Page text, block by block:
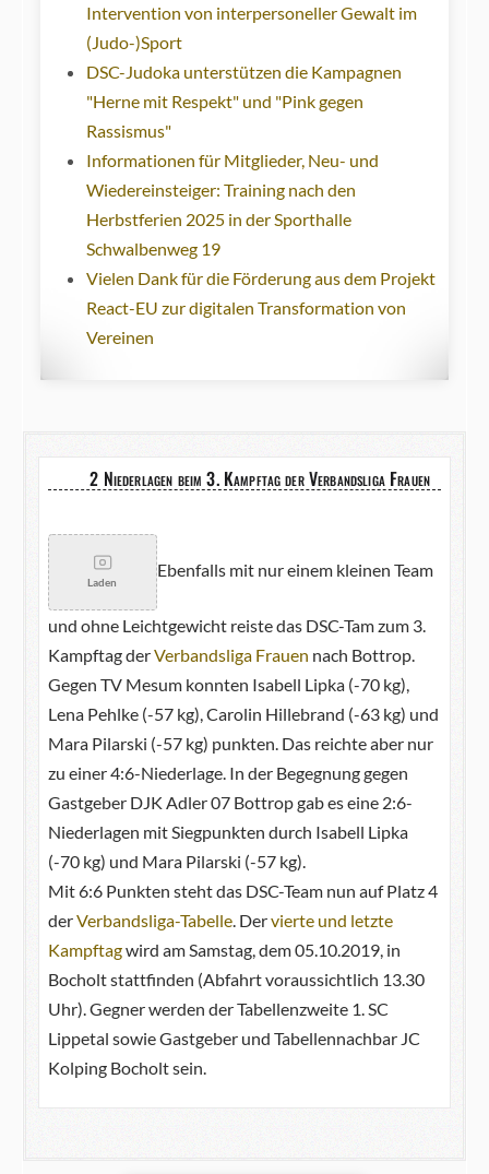
Intervention von interpersoneller Gewalt im
(Judo-)Sport
DSC-Judoka unterstützen die Kampagnen
"Herne mit Respekt" und "Pink gegen
Rassismus"
Informationen für Mitglieder, Neu- und
Wiedereinsteiger: Training nach den
Herbstferien 2025 in der Sporthalle
Schwalbenweg 19
Vielen Dank für die Förderung aus dem Projekt
React-EU zur digitalen Transformation von
Vereinen
2 Niederlagen beim 3. Kampftag der Verbandsliga Frauen
Laden
Ebenfalls mit nur einem kleinen Team
und ohne Leichtgewicht reiste das DSC-Tam zum 3.
Kampftag derVerbandsliga Frauen nach Bottrop.
Gegen TV Mesum konnten Isabell Lipka (-70 kg),
Lena Pehlke (-57 kg), Carolin Hillebrand (-63 kg) und
Mara Pilarski (-57 kg) punkten. Das reichte aber nur
zu einer 4:6-Niederlage. In der Begegnung gegen
Gastgeber DJK Adler 07 Bottrop gab es eine 2:6-
Niederlagen mit Siegpunkten durch Isabell Lipka
(-70 kg) und Mara Pilarski (-57 kg).
Mit 6:6 Punkten steht das DSC-Team nun auf Platz 4
derVerbandsliga-Tabelle. Dervierte und letzte
Kampftagwird am Samstag, dem 05.10.2019, in
Bocholt stattfinden (Abfahrt voraussichtlich 13.30
Uhr). Gegner werden der Tabellenzweite 1. SC
Lippetal sowie Gastgeber und Tabellennachbar JC
Kolping Bocholt sein.